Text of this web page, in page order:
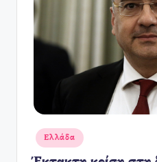
Αναρτήθηκε
σε
Ελλάδα